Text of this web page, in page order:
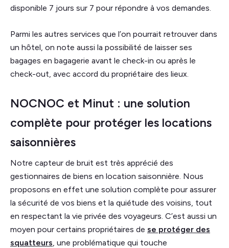
disponible 7 jours sur 7 pour répondre à vos demandes.
Parmi les autres services que l’on pourrait retrouver dans
un hôtel, on note aussi la possibilité de laisser ses
bagages en bagagerie avant le check-in ou après le
check-out, avec accord du propriétaire des lieux.
NOCNOC et Minut : une solution
complète pour protéger les locations
saisonnières
Notre capteur de bruit est très apprécié des
gestionnaires de biens en location saisonnière. Nous
proposons en effet une solution complète pour assurer
la sécurité de vos biens et la quiétude des voisins, tout
en respectant la vie privée des voyageurs. C’est aussi un
moyen pour certains propriétaires de se protéger des
squatteurs , une problématique qui touche